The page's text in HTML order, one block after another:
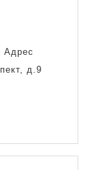
Адрес
д.9